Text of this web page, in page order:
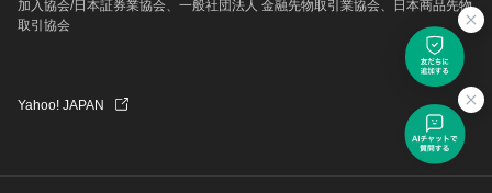
加入協会/日本証券業協会、一般社団法人 金融先物取引業協会、日本商品先物
取引協会
Yahoo! JAPAN